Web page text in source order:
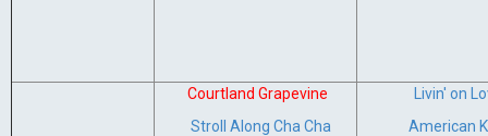
Courtland Grapevine
Stroll Along Cha Cha
Livin' on
American